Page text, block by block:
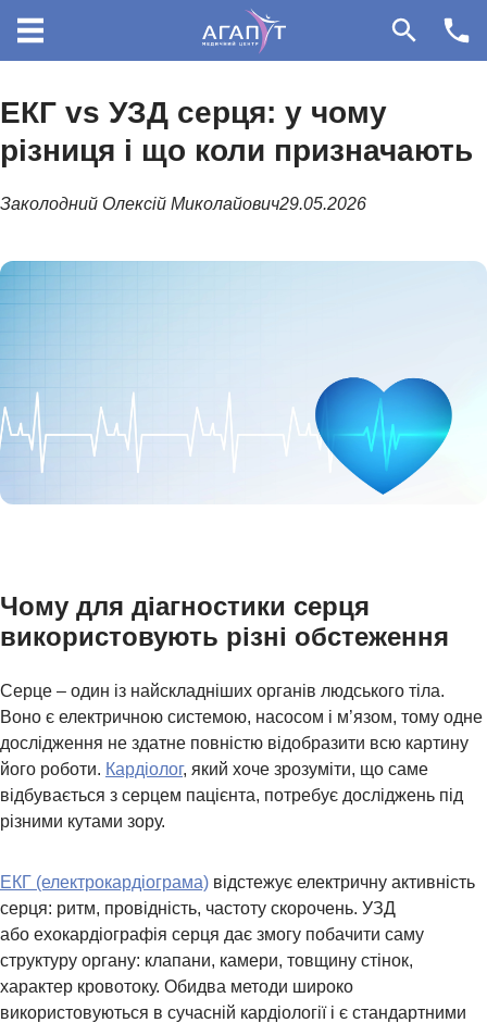
ДЛЯ ДОРОСЛИХ
096 405 54 45
099 155 64 14
ЕКГ vs УЗД серця: у чому
різниця і що коли призначають
Заколодний Олексій Миколайович29.05.2026
Чому для діагностики серця
використовують різні обстеження
Серце – один із найскладніших органів людського тіла.
Воно є електричною системою, насосом і м’язом, тому одне
дослідження не здатне повністю відобразити всю картину
його роботи. Кардіолог, який хоче зрозуміти, що саме
відбувається з серцем пацієнта, потребує досліджень під
різними кутами зору.
ЕКГ (електрокардіограма) відстежує електричну активність
серця: ритм, провідність, частоту скорочень. УЗД
або ехокардіографія серця дає змогу побачити саму
структуру органу: клапани, камери, товщину стінок,
характер кровотоку. Обидва методи широко
використовуються в сучасній кардіології і є стандартними